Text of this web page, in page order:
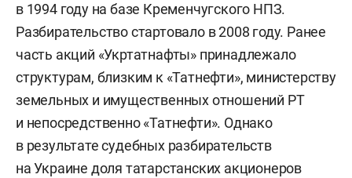
в 1994 году на базе Кременчугского НПЗ.
Разбирательство стартовало в 2008 году. Ранее
часть акций «Укртатнафты» принадлежало
структурам, близким к «Татнефти», министерству
земельных и имущественных отношений РТ
и непосредственно «Татнефти». Однако
в результате судебных разбирательств
на Украине доля татарстанских акционеров